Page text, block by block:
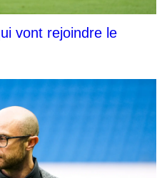
vont rejoindre le